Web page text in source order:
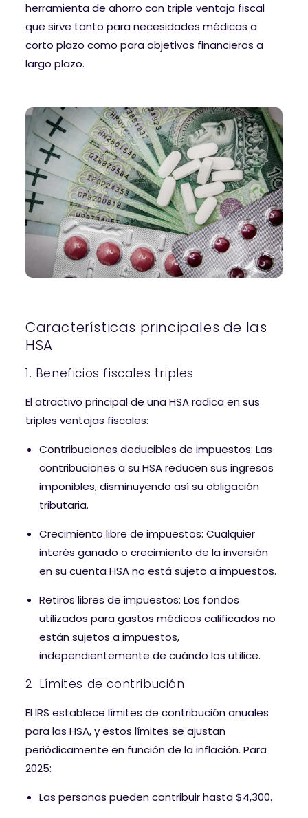
herramienta de ahorro con triple ventaja fiscal
que sirve tanto para necesidades médicas a
corto plazo como para objetivos financieros a
largo plazo.
Características principales de las
HSA
1. Beneficios fiscales triples
El atractivo principal de una HSA radica en sus
triples ventajas fiscales:
Contribuciones deducibles de impuestos: Las
contribuciones a su HSA reducen sus ingresos
imponibles, disminuyendo así su obligación
tributaria.
Crecimiento libre de impuestos: Cualquier
interés ganado o crecimiento de la inversión
en su cuenta HSA no está sujeto a impuestos.
Retiros libres de impuestos: Los fondos
utilizados para gastos médicos calificados no
están sujetos a impuestos,
independientemente de cuándo los utilice.
2. Límites de contribución
El IRS establece límites de contribución anuales
para las HSA, y estos límites se ajustan
periódicamente en función de la inflación. Para
2025:
Las personas pueden contribuir hasta $4,300.